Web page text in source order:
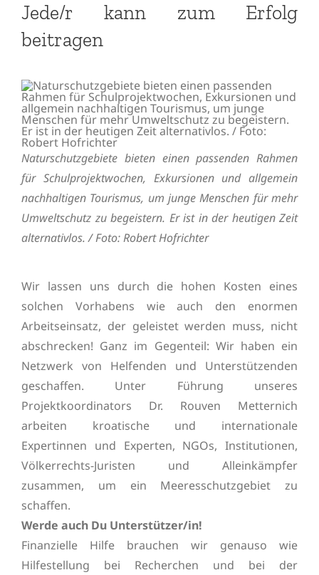
Jede/r kann zum Erfolg
beitragen
Naturschutzgebiete bieten einen passenden Rahmen
für Schulprojektwochen, Exkursionen und allgemein
nachhaltigen Tourismus, um junge Menschen für mehr
Umweltschutz zu begeistern. Er ist in der heutigen Zeit
alternativlos. / Foto: Robert Hofrichter
Wir lassen uns durch die hohen Kosten eines
solchen Vorhabens wie auch den enormen
Arbeitseinsatz, der geleistet werden muss, nicht
abschrecken! Ganz im Gegenteil: Wir haben ein
Netzwerk von Helfenden und Unterstützenden
geschaffen. Unter Führung unseres
Projektkoordinators Dr. Rouven Metternich
arbeiten kroatische und internationale
Expertinnen und Experten, NGOs, Institutionen,
Völkerrechts-Juristen und Alleinkämpfer
zusammen, um ein Meeresschutzgebiet zu
schaffen.
Werde auch Du Unterstützer/in!
Finanzielle Hilfe brauchen wir genauso wie
Hilfestellung bei Recherchen und bei der